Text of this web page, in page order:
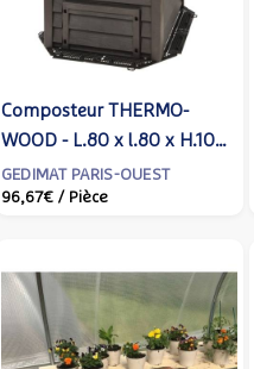
Composteur THERMO-
WOOD - L.80 x l.80 x H.100
cm - Gedimat
GEDIMAT PARIS-OUEST
96,67€ / Pièce